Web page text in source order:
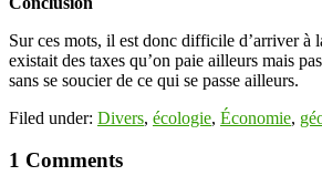
Sur ces mots, il est donc difficile d’arriver à
existait des taxes qu’on paie ailleurs mais
sans se soucier de ce qui se passe ailleurs.
Filed under: Divers, écologie, Économie,
1 Comments